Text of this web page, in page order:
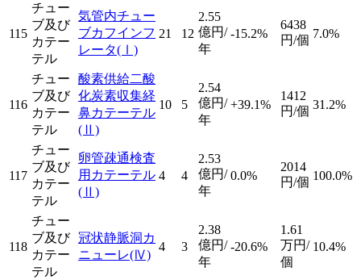
115
チュー
ブ及び
カテー
テル
気管内チュー
ブカフインフ
レータ(Ⅰ)
21 12
2.55
億円/
年
-15.2%
6438
円/個 7.0%
116
チュー
ブ及び
カテー
テル
酸素供給二酸
化炭素収集経
鼻カテーテル
(Ⅱ)
10 5
2.54
億円/
年
+39.1%
1412
円/個 31.2%
117
チュー
ブ及び
カテー
テル
卵管疎通検査
用カテーテル
(Ⅱ)
4 4
2.53
億円/
年
0.0%
2014
円/個 100.0%
118
チュー
ブ及び
カテー
テル
冠状静脈洞カ
ニューレ(Ⅳ)
4 3
2.38
億円/
年
-20.6%
1.61
万円/
個
10.4%